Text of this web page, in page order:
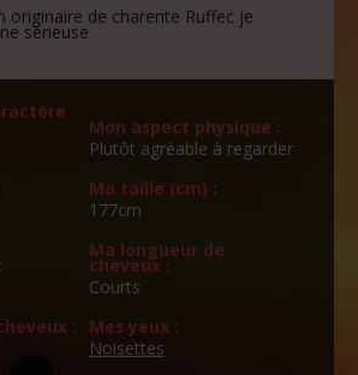
originaire de charente Ruffec je
sérieuse
Mon aspect physique :
Plutôt agréable à regarder
Ma taille (cm) :
177cm
Ma longueur de
cheveux :
Courts
:
Mes yeux :
Noisettes